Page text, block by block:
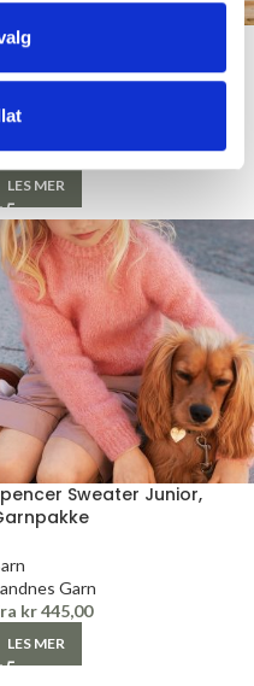
sweater, Ballerina
Garn
kr850,00
LES MER
Sweater Junior,
Garn
kr445,00
LES MER